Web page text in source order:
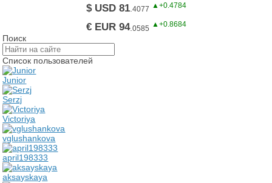
$ USD 81. 4077 ▲+0.4784
€ EUR 94. 0585 ▲+0.8684
Поиск
Список пользователей
Junior
Serzj
Victoriya
vglushankova
april198333
aksayskaya